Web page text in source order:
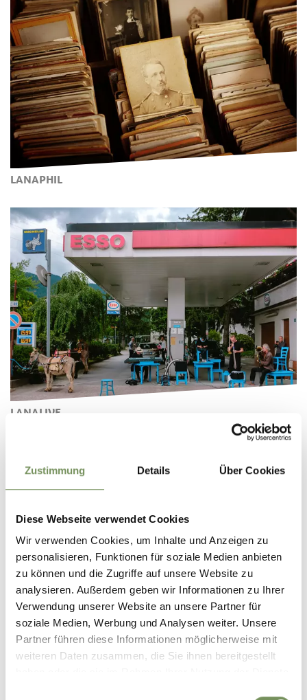
Zustimmung Details Über Cookies
Diese Webseite verwendet Cookies
Wir verwenden Cookies, um Inhalte und Anzeigen zu
personalisieren, Funktionen für soziale Medien anbieten
zu können und die Zugriffe auf unsere Website zu
analysieren. Außerdem geben wir Informationen zu Ihrer
Verwendung unserer Website an unsere Partner für
soziale Medien, Werbung und Analysen weiter. Unsere
Partner führen diese Informationen möglicherweise mit
weiteren Daten zusammen, die Sie ihnen bereitgestellt
LANAPHIL
LANALIVE
LANA MEETS JAZZ